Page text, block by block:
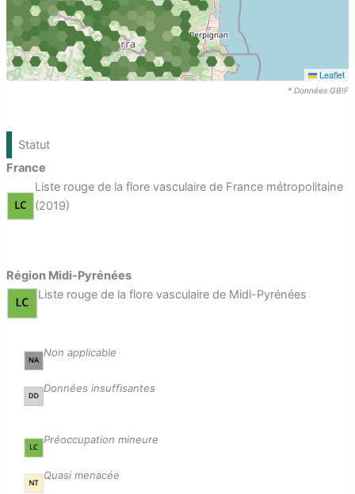
Leaflet
* Données GBIF
Statut
France
Liste rouge de la flore vasculaire de France métropolitaine
(2019)
Région Midi-Pyrénées
Liste rouge de la flore vasculaire de Midi-Pyrénées
Non applicable
Données insuffisantes
Préoccupation mineure
Quasi menacée